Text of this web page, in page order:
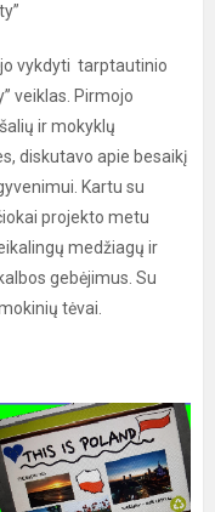
vykdyti tarptautinio
veiklas. Pirmojo
ir mokyklų
diskutavo apie besaikį
Kartu su
projekto metu
medžiagų ir
gebėjimus. Su
tėvai.